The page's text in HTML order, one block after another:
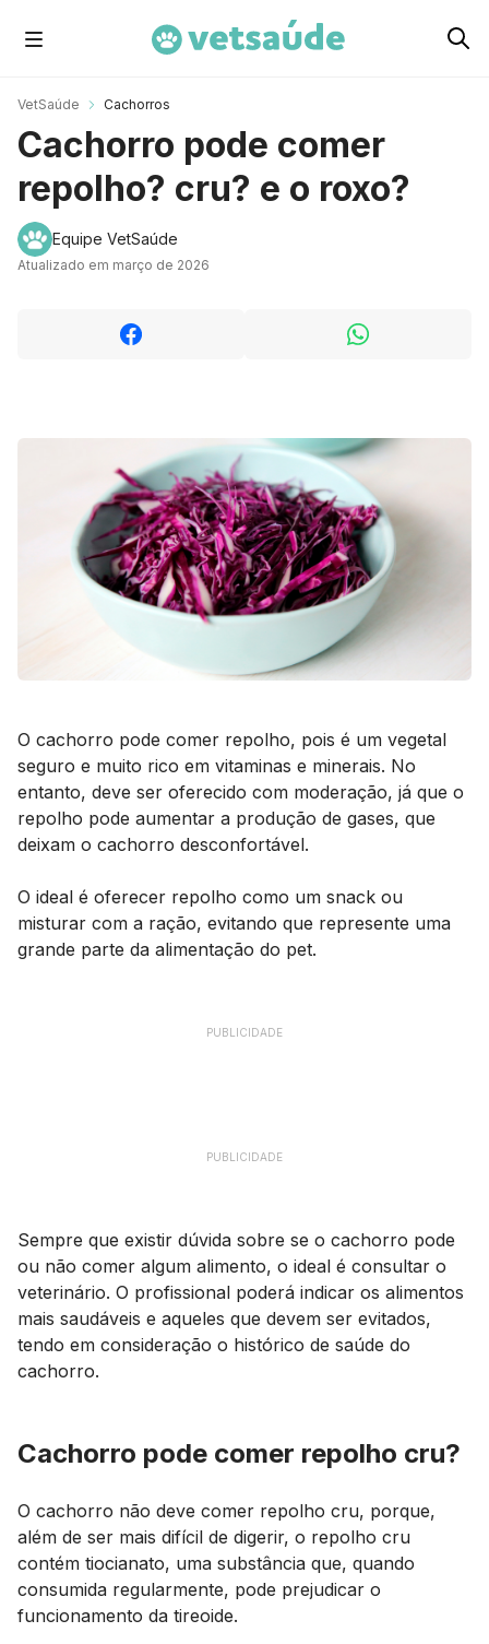
Gatos
Roedores
VetSaúde Cachorros
Cachorro pode comer
repolho? cru? e o roxo?
Equipe VetSaúde
Atualizado em março de 2026
O cachorro pode comer repolho, pois é um vegetal
seguro e muito rico em vitaminas e minerais. No
entanto, deve ser oferecido com moderação, já que o
repolho pode aumentar a produção de gases, que
deixam o cachorro desconfortável.
O ideal é oferecer repolho como um snack ou
misturar com a ração, evitando que represente uma
grande parte da alimentação do pet.
PUBLICIDADE
PUBLICIDADE
Sempre que existir dúvida sobre se o cachorro pode
ou não comer algum alimento, o ideal é consultar o
veterinário. O profissional poderá indicar os alimentos
mais saudáveis e aqueles que devem ser evitados,
tendo em consideração o histórico de saúde do
cachorro.
Cachorro pode comer repolho cru?
O cachorro não deve comer repolho cru, porque,
além de ser mais difícil de digerir, o repolho cru
contém tiocianato, uma substância que, quando
consumida regularmente, pode prejudicar o
funcionamento da tireoide.